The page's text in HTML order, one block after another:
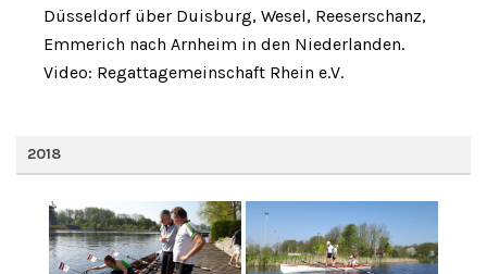
Düsseldorf über Duisburg, Wesel, Reeserschanz,
Emmerich nach Arnheim in den Niederlanden.
Video: Regattagemeinschaft Rhein e.V.
2018